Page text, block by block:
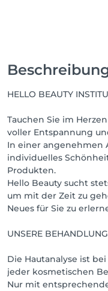
HELLO BEAUTY
Tauchen Sie im
voller Entspannung
In einer angenehmen
individuelles
Produkten.
Hello Beauty sucht
um mit der Zeit zu
Neues für Sie zu
UNSERE
Die Hautanalyse ist
jeder kosmetischen
Nur mit